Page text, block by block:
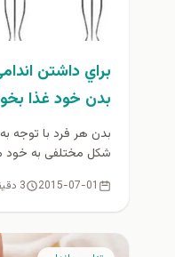
براي داشتن
بدن خود غذا
بدن هر فرد با توجه
شکل مختلفی به خود
2015-07-01 3 دقیقه مطالعه